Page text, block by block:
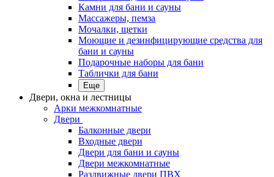
Камни для бани и сауны
Массажеры, пемза
Мочалки, щетки
Моющие и дезинфицирующие средства для
бани и сауны
Подарочные наборы для бани
Таблички для бани
Еще
Двери, окна и лестницы
Арки межкомнатные
Двери
Балконные двери
Входные двери
Двери для бани и сауны
Двери межкомнатные
Раздвижные двери ПВХ